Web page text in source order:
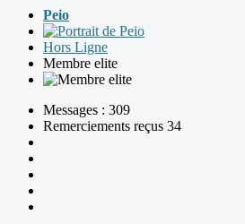
Peio
Hors Ligne
Membre elite
Messages : 309
Remerciements reçus 34